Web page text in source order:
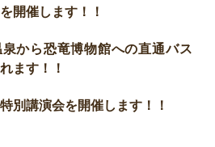
開催します！！
から恐竜博物館への直通バス
ます！！
別講演会を開催します！！